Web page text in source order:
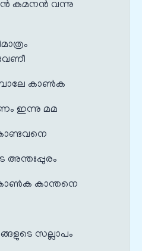
കമനൻ വന്നു
ബാലേ കാൺക
ഇന്നു മമ
അന്തഃപ്പുരം
കാന്തനെ
സല്ലാപം